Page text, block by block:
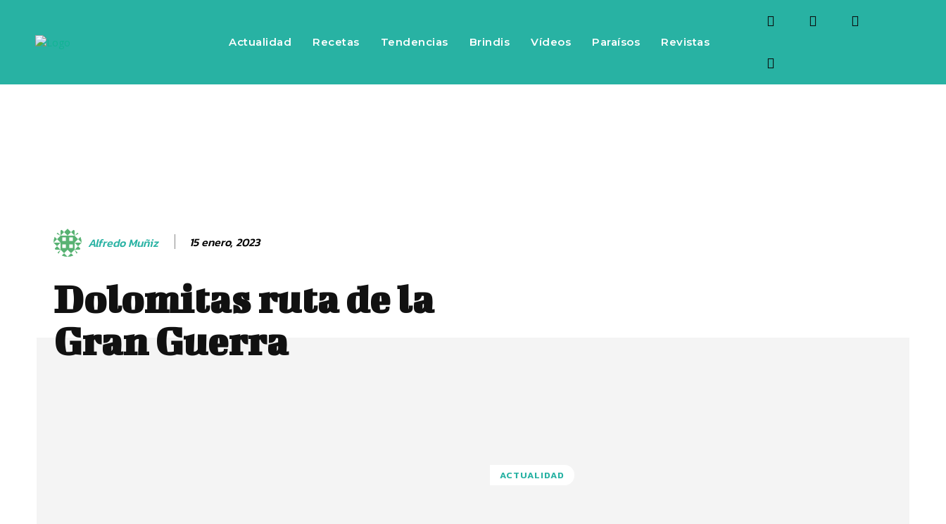
Actualidad Recetas Tendencias Brindis Vídeos Paraísos Revistas
Alfredo Muñiz 15 enero, 2023
Dolomitas ruta de la
Gran Guerra
ACTUALIDAD